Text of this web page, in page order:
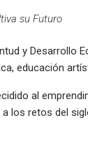
su Futuro
y Desarrollo
educación
al
los retos del